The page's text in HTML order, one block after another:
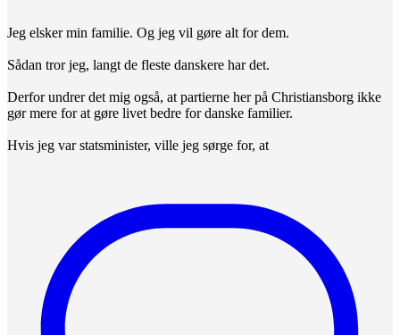
Jeg elsker min familie. Og jeg vil gøre alt for dem.
Sådan tror jeg, langt de fleste danskere har det.
Derfor undrer det mig også, at partierne her på Christiansborg ikke
gør mere for at gøre livet bedre for danske familier.
Hvis jeg var statsminister, ville jeg sørge for, at